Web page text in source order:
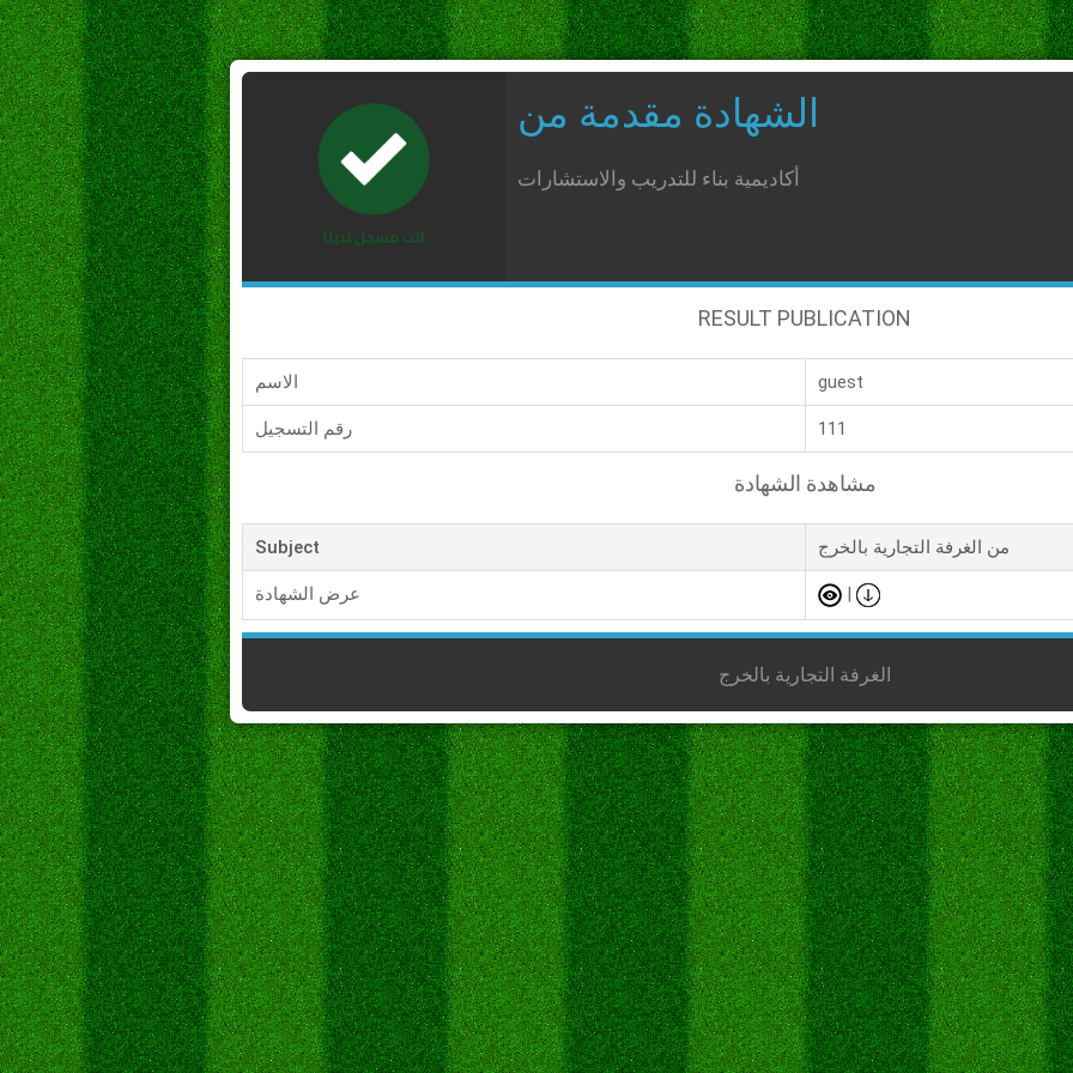
الشهادة مقدمة من
أكاديمية بناء للتدريب والاستشارات
RESULT PUBLICATION
الاسم guest
رقم التسجيل 111
مشاهدة الشهادة
Subject من الغرفة التجارية بالخرج
عرض الشهادة |
الغرفة التجارية بالخرج